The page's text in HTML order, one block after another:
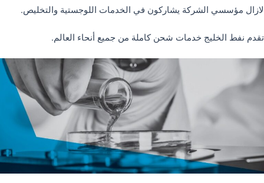
لازال مؤسسي الشركة يشاركون في الخدمات اللوجستية والتخليص.
تقدم نفط الخليج خدمات شحن كاملة من جميع أنحاء العالم.